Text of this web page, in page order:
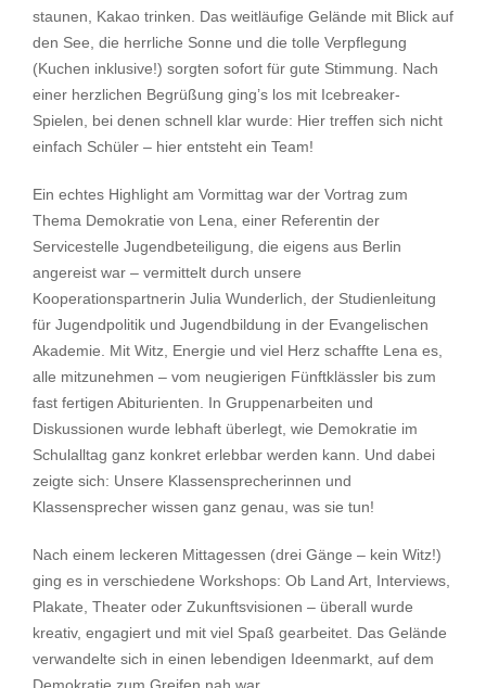
staunen, Kakao trinken. Das weitläufige Gelände mit Blick auf
den See, die herrliche Sonne und die tolle Verpflegung
(Kuchen inklusive!) sorgten sofort für gute Stimmung. Nach
einer herzlichen Begrüßung ging’s los mit Icebreaker-
Spielen, bei denen schnell klar wurde: Hier treffen sich nicht
einfach Schüler – hier entsteht ein Team!
Ein echtes Highlight am Vormittag war der Vortrag zum
Thema Demokratie von Lena, einer Referentin der
Servicestelle Jugendbeteiligung, die eigens aus Berlin
angereist war – vermittelt durch unsere
Kooperationspartnerin Julia Wunderlich, der Studienleitung
für Jugendpolitik und Jugendbildung in der Evangelischen
Akademie. Mit Witz, Energie und viel Herz schaffte Lena es,
alle mitzunehmen – vom neugierigen Fünftklässler bis zum
fast fertigen Abiturienten. In Gruppenarbeiten und
Diskussionen wurde lebhaft überlegt, wie Demokratie im
Schulalltag ganz konkret erlebbar werden kann. Und dabei
zeigte sich: Unsere Klassensprecherinnen und
Klassensprecher wissen ganz genau, was sie tun!
Nach einem leckeren Mittagessen (drei Gänge – kein Witz!)
ging es in verschiedene Workshops: Ob Land Art, Interviews,
Plakate, Theater oder Zukunftsvisionen – überall wurde
kreativ, engagiert und mit viel Spaß gearbeitet. Das Gelände
verwandelte sich in einen lebendigen Ideenmarkt, auf dem